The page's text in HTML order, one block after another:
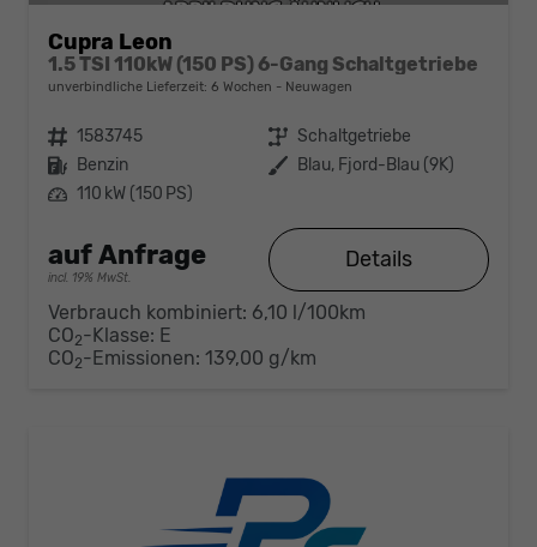
Cupra Leon
1.5 TSI 110kW (150 PS) 6-Gang Schaltgetriebe
unverbindliche Lieferzeit: 6 Wochen Neuwagen
Fahrzeugnr. 1583745 Getriebe Schaltgetriebe
Kraftstoff Benzin Außenfarbe Blau, Fjord-Blau (9K)
Leistung 110 kW (150 PS)
auf Anfrage
incl. 19% MwSt.
Details
Verbrauch kombiniert: 6,10 l/100km
CO2-Klasse: E
CO2-Emissionen: 139,00 g/km